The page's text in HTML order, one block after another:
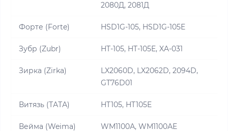
2080Д, 2081Д
Форте (Forte) HSD1G-105, HSD1G-105E
Зубр (Zubr) HT-105, HT-105E, XA-031
Зирка (Zirka)
LX2060D, LX2062D, 2094D,
GT76D01
Витязь (ТАТА) HT105, HT105E
Вейма (Weima) WM1100А, WM1100АE